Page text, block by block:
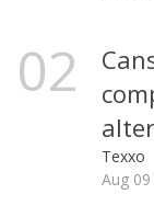
02
Texxo
Aug